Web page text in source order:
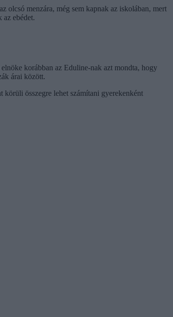
olcsó menzára, még sem kapnak az iskolában, mert
az ebédet.
korábban az Eduline-nak azt mondta, hogy
árai között.
összegre lehet számítani gyerekenként